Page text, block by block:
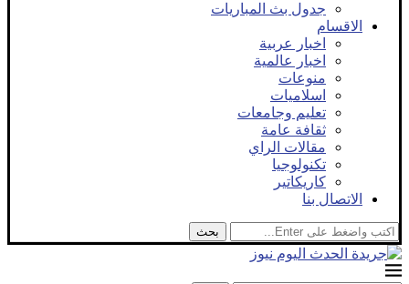
جدول بث المباريات
الاقسام
اخبار عربية
اخبار عالمية
منوعات
اسلاميات
تعليم وجامعات
ثقافة عامة
مقالات الراي
تكنولوجيا
كاريكاتير
الاتصال بنا
بحث